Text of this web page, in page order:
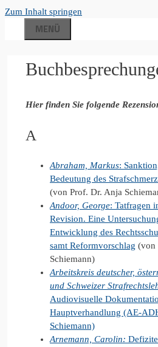
Zum Inhalt springen
MENÜ
Hier finden Sie folgende
A
Abraham, Markus:
Bedeutung des
(von Prof. Dr. Anja
Andoor, George: Tatfragen
Revision. Eine
Entwicklung des
samt Reformvorschlag (von
Schiemann)
Arbeitskreis deutscher,
und Schweizer
Audiovisuelle
Hauptverhandlung (AE-
Schiemann)
Arnemann, Carolin: